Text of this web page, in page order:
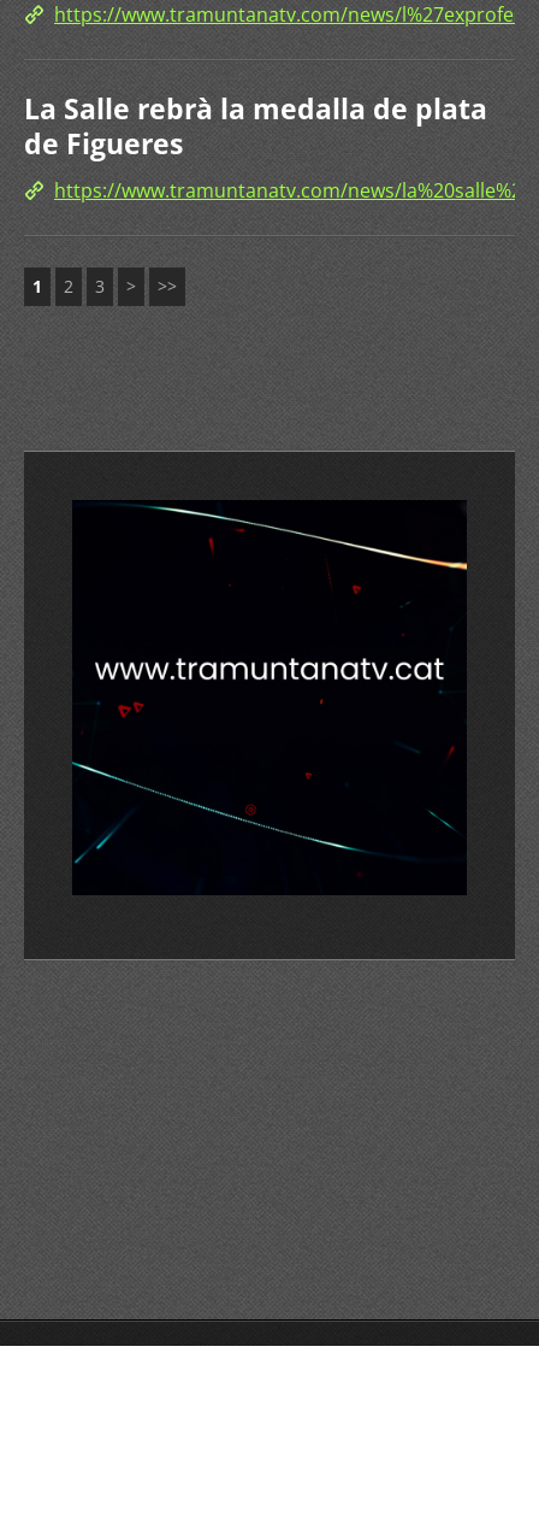
https://www.tramuntanatv.com/news/
La Salle rebrà la medalla de plata
de Figueres
https://www.tramuntanatv.com/news/
1 2 3 > >>